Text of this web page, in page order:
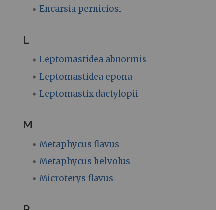
Encarsia perniciosi
L
Leptomastidea abnormis
Leptomastidea epona
Leptomastix dactylopii
M
Metaphycus flavus
Metaphycus helvolus
Microterys flavus